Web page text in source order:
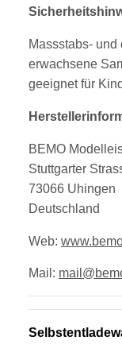
Massstabs-
erwachsene
geeignet für
BEMO
Stuttgarter
73066 Uhingen
Deutschland
Web:
Mail: